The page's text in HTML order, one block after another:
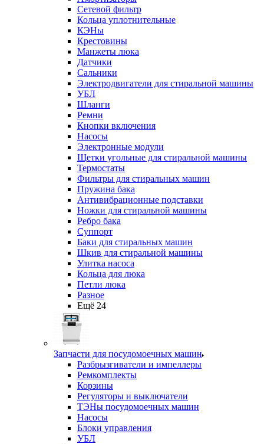
Сетевой фильтр
Кольца уплотнительные
КЭНы
Крестовины
Манжеты люка
Датчики
Сальники
Электродвигатели для стиральной машины
УБЛ
Шланги
Ремни
Кнопки включения
Насосы
Электронные модули
Щетки угольные для стиральной машины
Термостаты
Фильтры для стиральных машин
Пружина бака
Антивибрационные подставки
Ножки для стиральной машины
Ребро бака
Суппорт
Баки для стиральных машин
Шкив для стиральной машины
Улитка насоса
Кольца для люка
Петли люка
Разное
Ещё 24
Запчасти для посудомоечных машин
Разбрызгиватели и импеллеры
Ремкомплекты
Корзины
Регуляторы и выключатели
ТЭНы посудомоечных машин
Насосы
Блоки управления
УБЛ